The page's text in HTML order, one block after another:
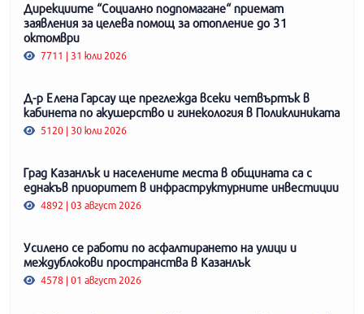
Дирекциите “Социално подпомагане“ приемат
заявления за целева помощ за отопление до 31
октомври
7711 | 31 юли 2026
Д-р Елена Гарсау ще преглежда всеки четвъртък в
кабинета по акушерство и гинекология в Поликлиниката
5120 | 30 юли 2026
Град Казанлък и населените места в общината са с
еднакъв приоритет в инфраструктурните инвестиции
4892 | 03 август 2026
Усилено се работи по асфалтирането на улици и
междублокови пространства в Казанлък
4578 | 01 август 2026